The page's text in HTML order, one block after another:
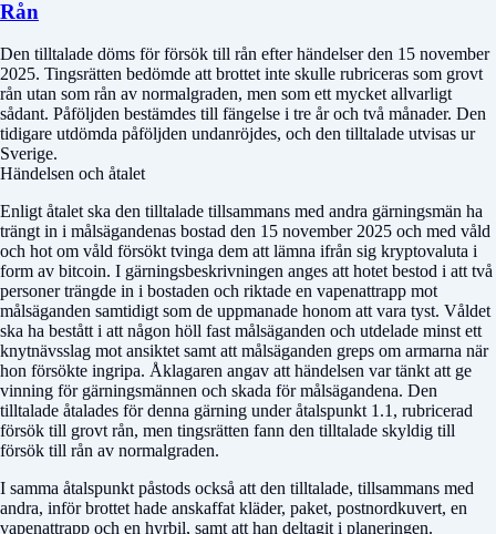
Rån
Den tilltalade döms för försök till rån efter händelser den 15 november
2025. Tingsrätten bedömde att brottet inte skulle rubriceras som grovt
rån utan som rån av normalgraden, men som ett mycket allvarligt
sådant. Påföljden bestämdes till fängelse i tre år och två månader. Den
tidigare utdömda påföljden undanröjdes, och den tilltalade utvisas ur
Sverige.
Händelsen och åtalet
Enligt åtalet ska den tilltalade tillsammans med andra gärningsmän ha
trängt in i målsägandenas bostad den 15 november 2025 och med våld
och hot om våld försökt tvinga dem att lämna ifrån sig kryptovaluta i
form av bitcoin. I gärningsbeskrivningen anges att hotet bestod i att två
personer trängde in i bostaden och riktade en vapenattrapp mot
målsäganden samtidigt som de uppmanade honom att vara tyst. Våldet
ska ha bestått i att någon höll fast målsäganden och utdelade minst ett
knytnävsslag mot ansiktet samt att målsäganden greps om armarna när
hon försökte ingripa. Åklagaren angav att händelsen var tänkt att ge
vinning för gärningsmännen och skada för målsägandena. Den
tilltalade åtalades för denna gärning under åtalspunkt 1.1, rubricerad
försök till grovt rån, men tingsrätten fann den tilltalade skyldig till
försök till rån av normalgraden.
I samma åtalspunkt påstods också att den tilltalade, tillsammans med
andra, inför brottet hade anskaffat kläder, paket, postnordkuvert, en
vapenattrapp och en hyrbil, samt att han deltagit i planeringen.